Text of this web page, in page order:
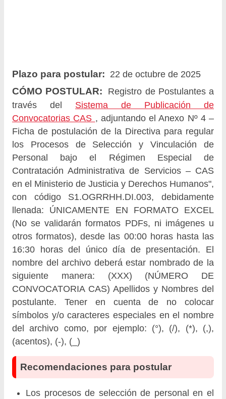
Plazo para postular: 22 de octubre de 2025
CÓMO POSTULAR:
Registro de Postulantes a
través del Sistema de Publicación de
Convocatorias CAS , adjuntando el Anexo Nº 4 –
Ficha de postulación de la Directiva para regular
los Procesos de Selección y Vinculación de
Personal bajo el Régimen Especial de
Contratación Administrativa de Servicios – CAS
en el Ministerio de Justicia y Derechos Humanos",
con código S1.OGRRHH.DI.003, debidamente
llenada: ÚNICAMENTE EN FORMATO EXCEL
(No se validarán formatos PDFs, ni imágenes u
otros formatos), desde las 00:00 horas hasta las
16:30 horas del único día de presentación. El
nombre del archivo deberá estar nombrado de la
siguiente manera: (XXX) (NÚMERO DE
CONVOCATORIA CAS) Apellidos y Nombres del
postulante. Tener en cuenta de no colocar
símbolos y/o caracteres especiales en el nombre
del archivo como, por ejemplo: (°), (/), (*), (,),
(acentos), (-), (_)
Recomendaciones para postular
Los procesos de selección de personal en el